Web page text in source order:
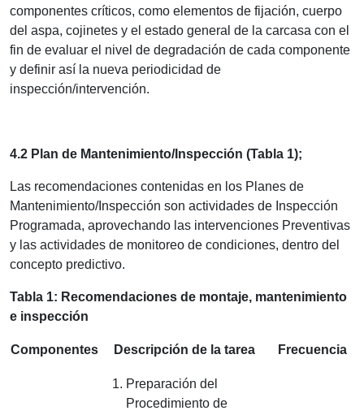
componentes críticos, como elementos de fijación, cuerpo
del aspa, cojinetes y el estado general de la carcasa con el
fin de evaluar el nivel de degradación de cada componente
y definir así la nueva periodicidad de
inspección/intervención.
4.2 Plan de Mantenimiento/Inspección (Tabla 1);
Las recomendaciones contenidas en los Planes de
Mantenimiento/Inspección son actividades de Inspección
Programada, aprovechando las intervenciones Preventivas
y las actividades de monitoreo de condiciones, dentro del
concepto predictivo.
Tabla 1: Recomendaciones de montaje, mantenimiento
e inspección
Componentes Descripción de la tarea Frecuencia
Preparación del
Procedimiento de